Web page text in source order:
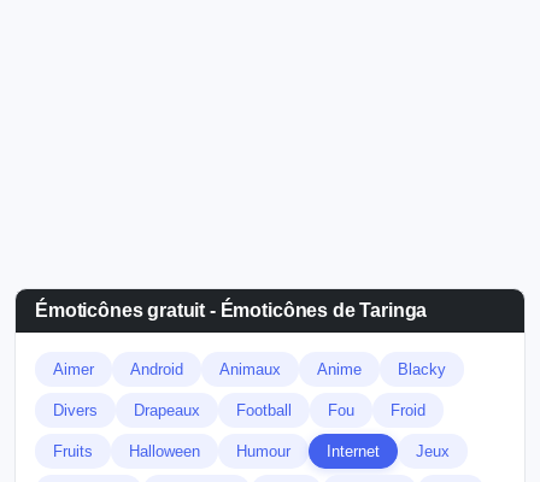
Émoticônes gratuit - Émoticônes de Taringa
Aimer Android Animaux Anime Blacky
Divers Drapeaux Football Fou Froid
Fruits Halloween Humour Internet Jeux